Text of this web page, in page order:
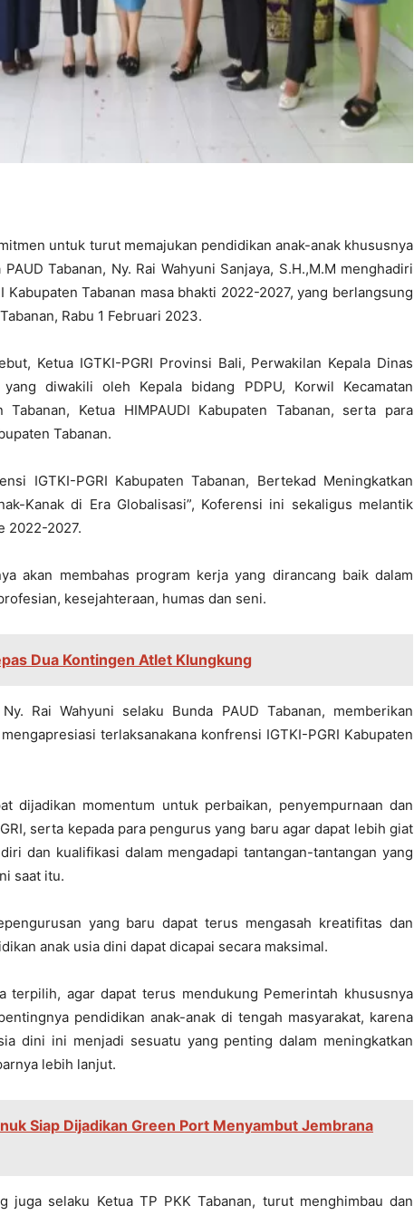
untuk turut memajukan pendidikan anak-anak khususnya
Tabanan, Ny. Rai Wahyuni Sanjaya, S.H.,M.M menghadiri
Kabupaten Tabanan masa bhakti 2022-2027, yang berlangsung
Rabu 1 Februari 2023.
Ketua IGTKI-PGRI Provinsi Bali, Perwakilan Kepala Dinas
yang diwakili oleh Kepala bidang PDPU, Korwil Kecamatan
Tabanan, Ketua HIMPAUDI Kabupaten Tabanan, serta para
Tabanan.
IGTKI-PGRI Kabupaten Tabanan, Bertekad Meningkatkan
Kanak di Era Globalisasi”, Koferensi ini sekaligus melantik
2022-2027.
akan membahas program kerja yang dirancang baik dalam
kesejahteraan, humas dan seni.
Dua Kontingen Atlet Klungkung
Rai Wahyuni selaku Bunda PAUD Tabanan, memberikan
terlaksanakana konfrensi IGTKI-PGRI Kabupaten
dijadikan momentum untuk perbaikan, penyempurnaan dan
serta kepada para pengurus yang baru agar dapat lebih giat
dan kualifikasi dalam mengadapi tantangan-tantangan yang
saat itu.
yang baru dapat terus mengasah kreatifitas dan
anak usia dini dapat dicapai secara maksimal.
terpilih, agar dapat terus mendukung Pemerintah khususnya
pendidikan anak-anak di tengah masyarakat, karena
dini ini menjadi sesuatu yang penting dalam meningkatkan
lebih lanjut.
Siap Dijadikan Green Port Menyambut Jembrana
juga selaku Ketua TP PKK Tabanan, turut menghimbau dan